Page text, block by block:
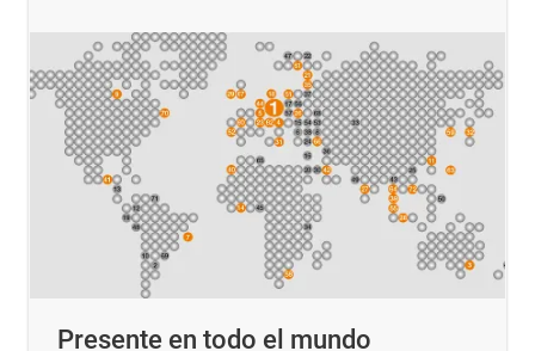
Presente en todo el mundo